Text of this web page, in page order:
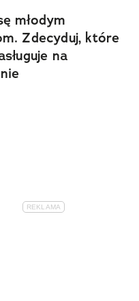
młodym
Zdecyduj, które
na